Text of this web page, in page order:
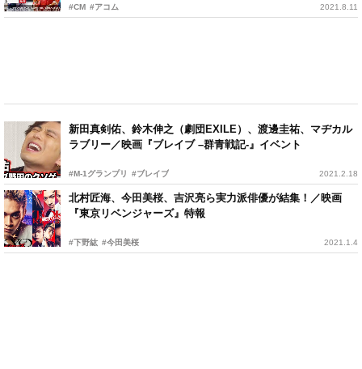
#CM #アコム 2021.8.11
新田真剣佑、鈴木伸之（劇団EXILE）、渡邊圭祐、マヂカル
ラブリー／映画『ブレイブ –群青戦記-』イベント
#M-1グランプリ #ブレイブ 2021.2.18
北村匠海、今田美桜、吉沢亮ら実力派俳優が結集！／映画
『東京リベンジャーズ』特報
#下野紘 #今田美桜 2021.1.4